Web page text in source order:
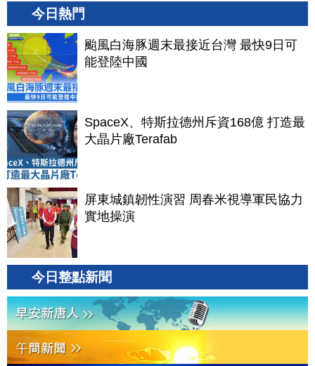
今日熱門
颱風白海豚週末最接近台灣 最快9日可
能登陸中國
SpaceX、特斯拉德州斥資168億 打造最
大晶片廠Terafab
屏東城鎮韌性演習 周春米視導軍民協力
實地操演
今日整點新聞